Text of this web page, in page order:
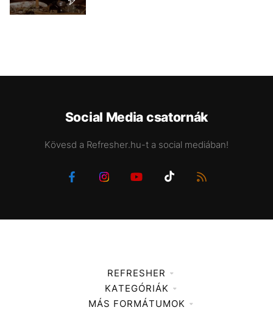
Social Media csatornák
Kövesd a Refresher.hu-t a social mediában!
REFRESHER
Médiaajánlat
KATEGÓRIÁK
Zene
MÁS FORMÁTUMOK